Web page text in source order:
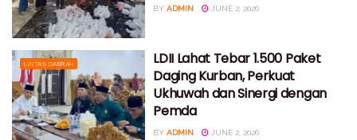
BY ADMIN JUNE 2, 2026
LINTAS DAERAH
LDII Lahat Tebar 1.500 Paket
Daging Kurban, Perkuat
Ukhuwah dan Sinergi dengan
Pemda
BY ADMIN JUNE 2, 2026